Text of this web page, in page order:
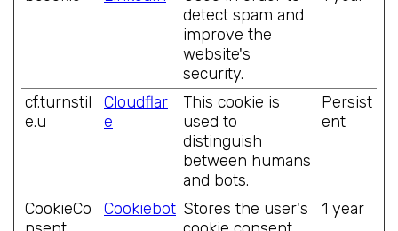
detect spam and
improve the
website's
security.
cf.turnstil
e.u
Cloudflar
e
This cookie is
used to
distinguish
between humans
and bots.
Persist
ent
CookieCo
Cookiebot Stores the user's
1 year